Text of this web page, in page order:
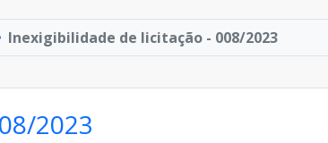
Inexigibilidade de licitação - 008/2023
2023